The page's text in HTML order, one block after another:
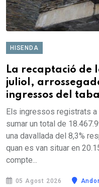
HISENDA
La recaptació de
juliol,
ingressos del
Els ingressos registrats a
sumar un total de
una davallada del 8,3%
quan es van situar en
compte...
05 Agost 2026